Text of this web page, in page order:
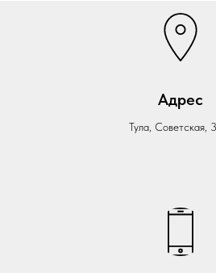
Адрес
Тула, Советская,